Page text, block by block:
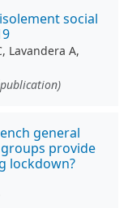
social
Lavandera A,
general
provide
lockdown?